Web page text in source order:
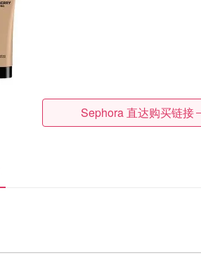
Sephora 直达购买链接